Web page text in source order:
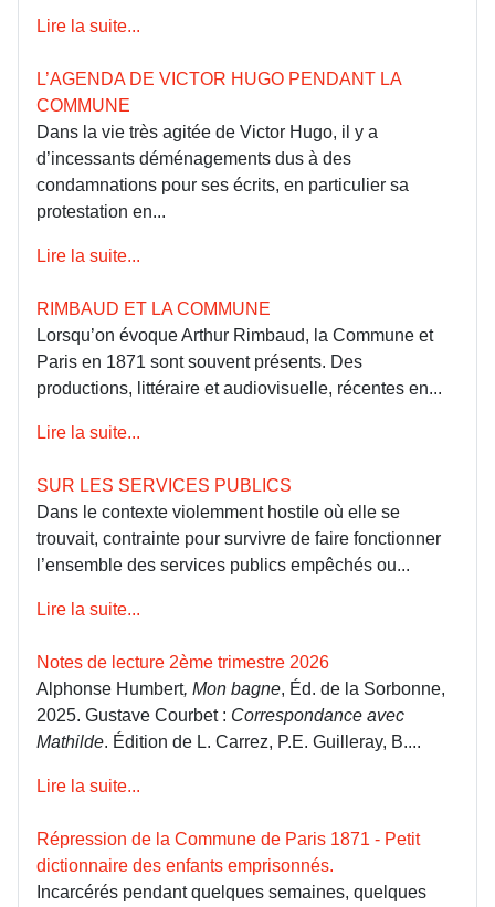
Lire la suite...
L’AGENDA DE VICTOR HUGO PENDANT LA
COMMUNE
Dans la vie très agitée de Victor Hugo, il y a
d’incessants déménagements dus à des
condamnations pour ses écrits, en particulier sa
protestation en...
Lire la suite...
RIMBAUD ET LA COMMUNE
Lorsqu’on évoque Arthur Rimbaud, la Commune et
Paris en 1871 sont souvent présents. Des
productions, littéraire et audiovisuelle, récentes en...
Lire la suite...
SUR LES SERVICES PUBLICS
Dans le contexte violemment hostile où elle se
trouvait, contrainte pour survivre de faire fonctionner
l’ensemble des services publics empêchés ou...
Lire la suite...
Notes de lecture 2ème trimestre 2026
Alphonse Humbert, Mon bagne, Éd. de la Sorbonne,
2025. Gustave Courbet : Correspondance avec
Mathilde. Édition de L. Carrez, P.E. Guilleray, B....
Lire la suite...
Répression de la Commune de Paris 1871 - Petit
dictionnaire des enfants emprisonnés.
Incarcérés pendant quelques semaines, quelques